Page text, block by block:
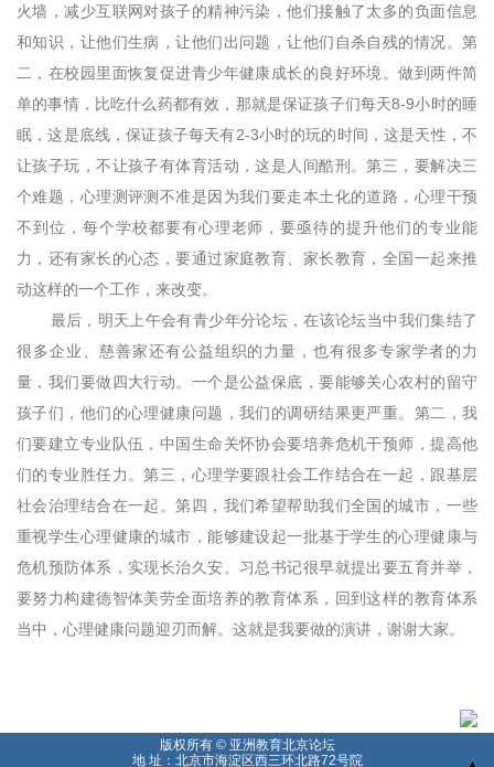
火墙，减少互联网对孩子的精神污染，他们接触了太多的负面信息
和知识，让他们生病，让他们出问题，让他们自杀自残的情况。第
二，在校园里面恢复促进青少年健康成长的良好环境。做到两件简
单的事情，比吃什么药都有效，那就是保证孩子们每天8-9小时的睡
眠，这是底线，保证孩子每天有2-3小时的玩的时间，这是天性，不
让孩子玩，不让孩子有体育活动，这是人间酷刑。第三，要解决三
个难题，心理测评测不准是因为我们要走本土化的道路，心理干预
不到位，每个学校都要有心理老师，要亟待的提升他们的专业能
力，还有家长的心态，要通过家庭教育、家长教育，全国一起来推
动这样的一个工作，来改变。
最后，明天上午会有青少年分论坛，在该论坛当中我们集结了
很多企业、慈善家还有公益组织的力量，也有很多专家学者的力
量，我们要做四大行动。一个是公益保底，要能够关心农村的留守
孩子们，他们的心理健康问题，我们的调研结果更严重。第二，我
们要建立专业队伍，中国生命关怀协会要培养危机干预师，提高他
们的专业胜任力。第三，心理学要跟社会工作结合在一起，跟基层
社会治理结合在一起。第四，我们希望帮助我们全国的城市，一些
重视学生心理健康的城市，能够建设起一批基于学生的心理健康与
危机预防体系，实现长治久安。习总书记很早就提出要五育并举，
要努力构建德智体美劳全面培养的教育体系，回到这样的教育体系
当中，心理健康问题迎刃而解。这就是我要做的演讲，谢谢大家。
版权所有 © 亚洲教育北京论坛
地 址：北京市海淀区西三环北路72号院